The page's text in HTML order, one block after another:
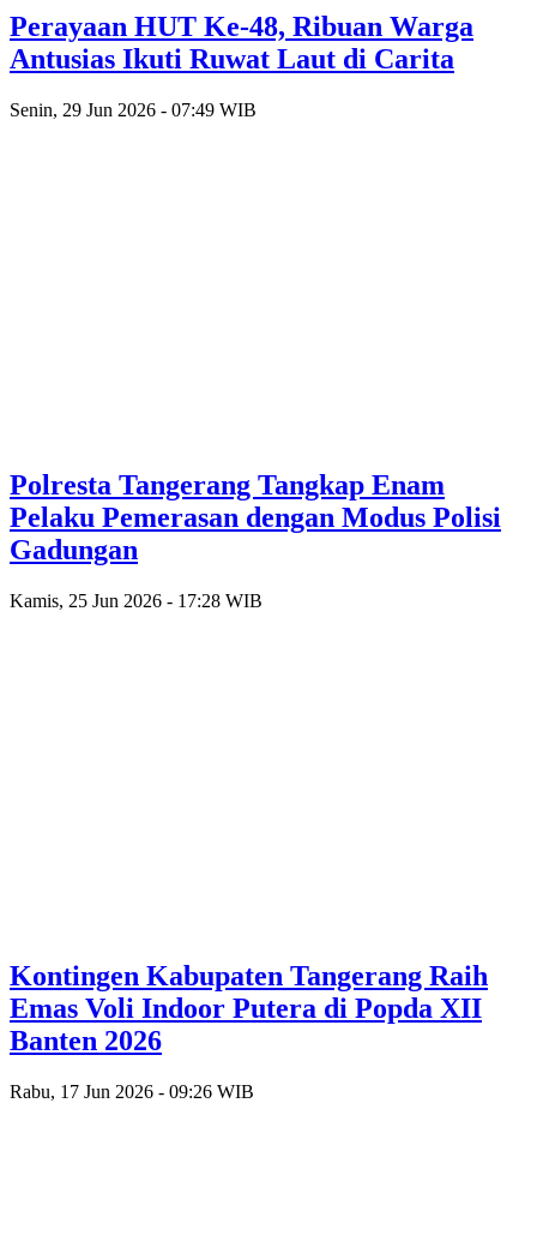
Perayaan HUT Ke-48, Ribuan Warga
Antusias Ikuti Ruwat Laut di Carita
Senin, 29 Jun 2026 - 07:49 WIB
Polresta Tangerang Tangkap Enam
Pelaku Pemerasan dengan Modus Polisi
Gadungan
Kamis, 25 Jun 2026 - 17:28 WIB
Kontingen Kabupaten Tangerang Raih
Emas Voli Indoor Putera di Popda XII
Banten 2026
Rabu, 17 Jun 2026 - 09:26 WIB